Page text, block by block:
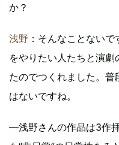
か？
浅野 ：そんなことない
をやりたい人たちと演
たのでつくれました。
はないですね。
―浅野さんの作品は3作